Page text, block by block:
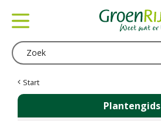
Start
Plantengids